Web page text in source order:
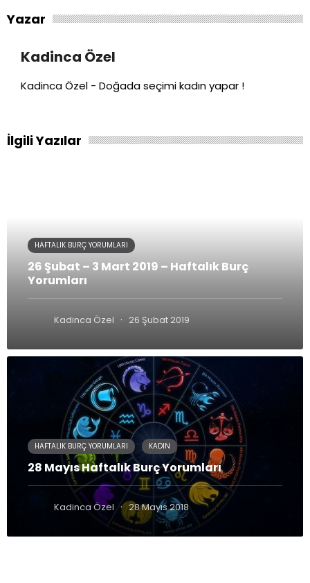
Yazar
Kadinca Özel
Kadinca Özel - Doğada seçimi kadın yapar !
İlgili Yazılar
HAFTALIK BURÇ YORUMLARI
26 Şubat – 3 Mart 2019 – Haftalık Burç
Yorumları
Kadinca Özel · 26 Şubat 2019
HAFTALIK BURÇ YORUMLARI KADIN
28 Mayıs Haftalık Burç Yorumları
Kadinca Özel · 28 Mayıs 2018